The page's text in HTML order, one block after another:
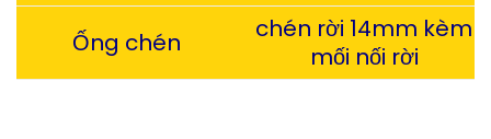
Ống chén
chén rời 14mm kèm
mối nối rời